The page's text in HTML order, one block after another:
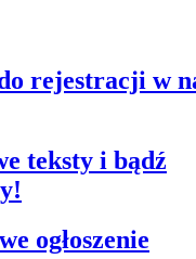
rejestracji w
teksty i bądź
ogłoszenie